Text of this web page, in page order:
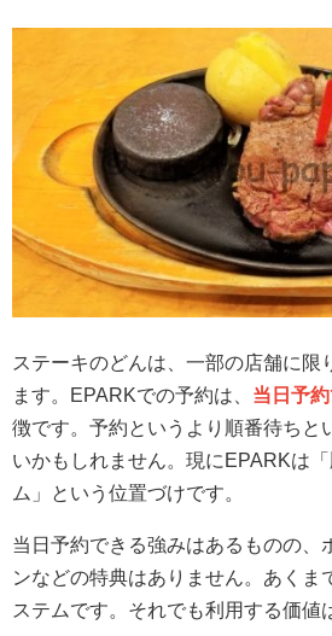
ステーキのどんは、一部の店舗に限
ます。EPARKでの予約は、 当日予
徴です。予約というより順番待ちと
いかもしれません。現にEPARKは
ム」という位置づけです。
当日予約できる強みはあるものの、
ンなどの特典はありません。あくま
ステムです。それでも利用する価値